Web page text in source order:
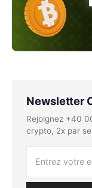
Newsletter
Rejoignez +40
crypto, 2x par